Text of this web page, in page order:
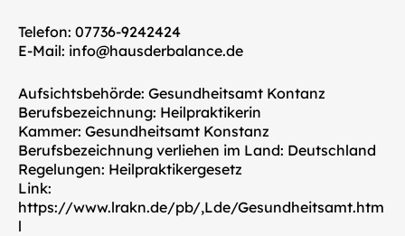
Telefon: 07736-9242424
E-Mail: info@hausderbalance.de
Aufsichtsbehörde: Gesundheitsamt Kontanz
Berufsbezeichnung: Heilpraktikerin
Kammer: Gesundheitsamt Konstanz
Berufsbezeichnung verliehen im Land: Deutschland
Regelungen: Heilpraktikergesetz
Link:
https://www.lrakn.de/pb/,Lde/Gesundheitsamt.htm
l